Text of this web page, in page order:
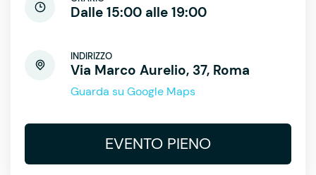
Dalle 15:00 alle 19:00
INDIRIZZO
Via Marco Aurelio, 37, Roma
Guarda su Google Maps
EVENTO PIENO